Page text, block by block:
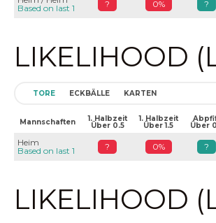
Based on last 1
? 0% ?
LIKELIHOOD
TORE ECKBÄLLE KARTEN
Mannschaften 1. Halbzeit
Über 0.5
1. Halbzeit
Über 1.5 Über
Heim
Based on last 1
? 0% ?
LIKELIHOOD